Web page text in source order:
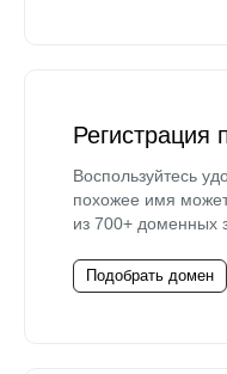
Регистрация
Воспользуйтесь
похожее имя
из 700+ доменных
Подобрать домен